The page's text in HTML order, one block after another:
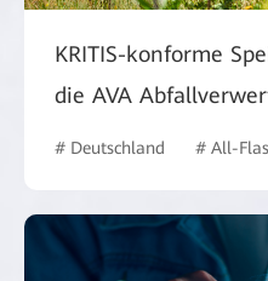
KRITIS-konforme
die AVA
# Deutschland # All-